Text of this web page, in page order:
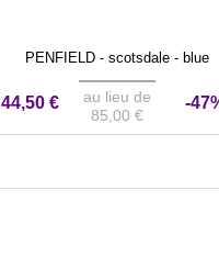
PENFIELD - scotsdale - blue
44,50 €
au lieu de
85,00 €
-